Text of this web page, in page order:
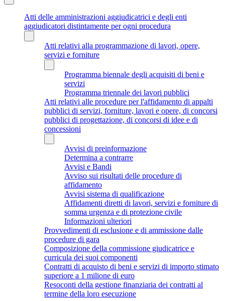
Atti delle amministrazioni aggiudicatrici e degli enti
aggiudicatori distintamente per ogni procedura
Atti relativi alla programmazione di lavori, opere,
servizi e forniture
Programma biennale degli acquisiti di beni e
servizi
Programma triennale dei lavori pubblici
Atti relativi alle procedure per l'affidamento di appalti
pubblici di servizi, forniture, lavori e opere, di concorsi
pubblici di progettazione, di concorsi di idee e di
concessioni
Avvisi di preinformazione
Determina a contrarre
Avvisi e Bandi
Avviso sui risultati delle procedure di
affidamento
Avvisi sistema di qualificazione
Affidamenti diretti di lavori, servizi e forniture di
somma urgenza e di protezione civile
Informazioni ulteriori
Provvedimenti di esclusione e di ammissione dalle
procedure di gara
Composizione della commissione giudicatrice e
curricula dei suoi componenti
Contratti di acquisto di beni e servizi di importo stimato
superiore a 1 milione di euro
Resoconti della gestione finanziaria dei contratti al
termine della loro esecuzione